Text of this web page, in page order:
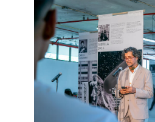
Ampliar